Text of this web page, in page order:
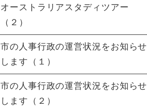
オーストラリアスタディツアー
（２）
市の人事行政の運営状況をお知らせ
します（１）
市の人事行政の運営状況をお知らせ
します（２）